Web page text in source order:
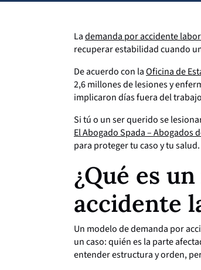
Lademanda por accidente
recuperar estabilidad cuando
De acuerdo con laOficina de
2,6 millones de lesiones y
implicaron días fuera del
Si tú o un ser querido se
El Abogado Spada – Abogados
para proteger tu caso y tu salud.
¿Qué es
accidente
Un modelo de demanda por
un caso: quién es la parte
entender estructura y orden,